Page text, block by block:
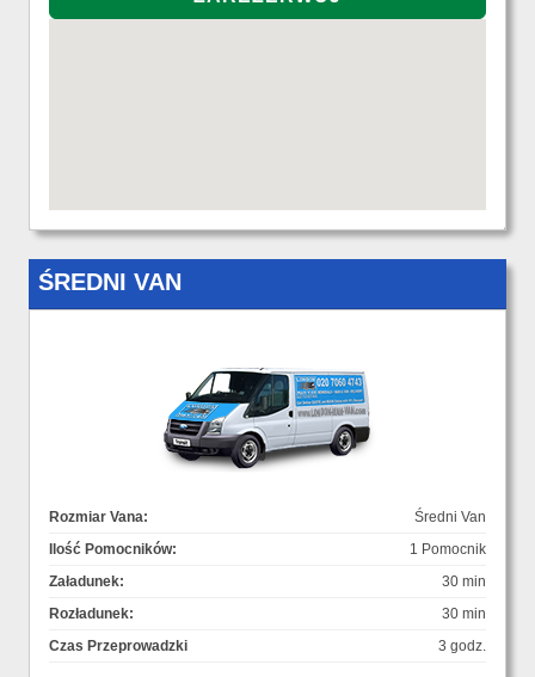
ŚREDNI VAN
Rozmiar Vana:
Średni Van
Ilość Pomocników:
1 Pomocnik
Załadunek:
30 min
Rozładunek:
30 min
Czas Przeprowadzki
3 godz.